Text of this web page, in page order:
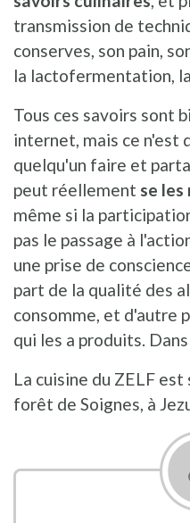
transmission de
conserves, son pain,
la lactofermentation,
Tous ces savoirs sont
internet, mais ce n'est
quelqu'un faire et
peut réellement se
même si la
pas le passage à
une prise de
part de la qualité des
consomme, et d'autre
qui les a produits.
La cuisine du ZELF
forêt de Soignes, à